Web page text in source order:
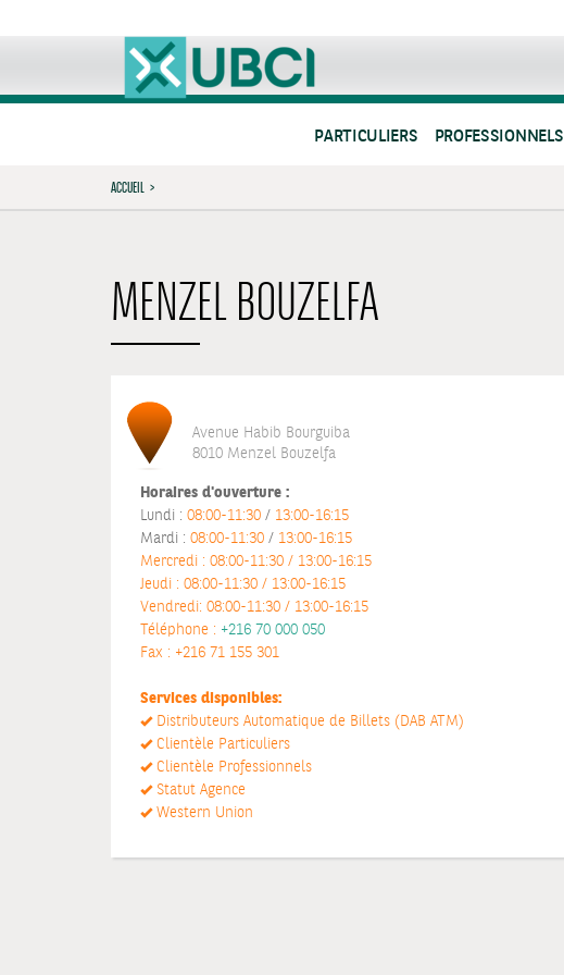
PARTICULIERS PROFESSIONNELS
ACCUEIL >
MENZEL BOUZELFA
Avenue Habib Bourguiba
8010 Menzel Bouzelfa
Horaires d'ouverture :
Lundi : 08:00-11:30/ 13:00-16:15
Mardi : 08:00-11:30/ 13:00-16:15
Mercredi : 08:00-11:30/ 13:00-16:15
Jeudi : 08:00-11:30/ 13:00-16:15
Vendredi: 08:00-11:30/ 13:00-16:15
Téléphone : +216 70 000 050
Fax : +216 71 155 301
Services disponibles:
Distributeurs Automatique de Billets (DAB ATM)
Clientèle Particuliers
Clientèle Professionnels
Statut Agence
Western Union